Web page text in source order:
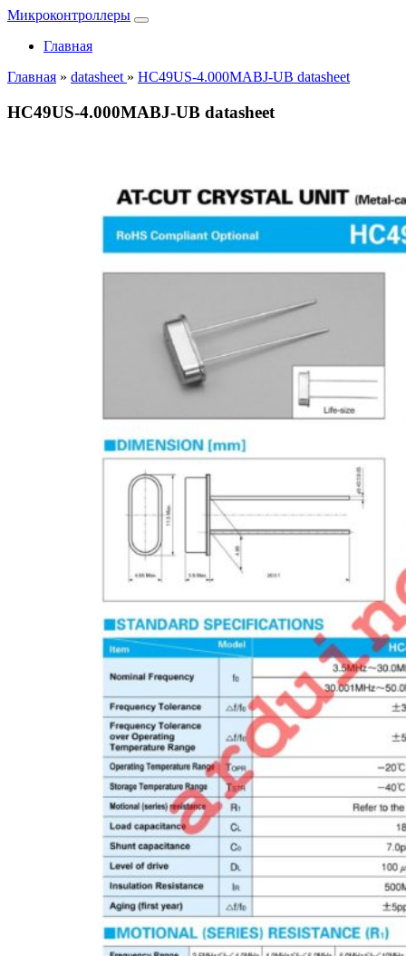
Микроконтроллеры
Главная
Главная » datasheet » HC49US-4.000MABJ-UB datasheet
HC49US-4.000MABJ-UB datasheet